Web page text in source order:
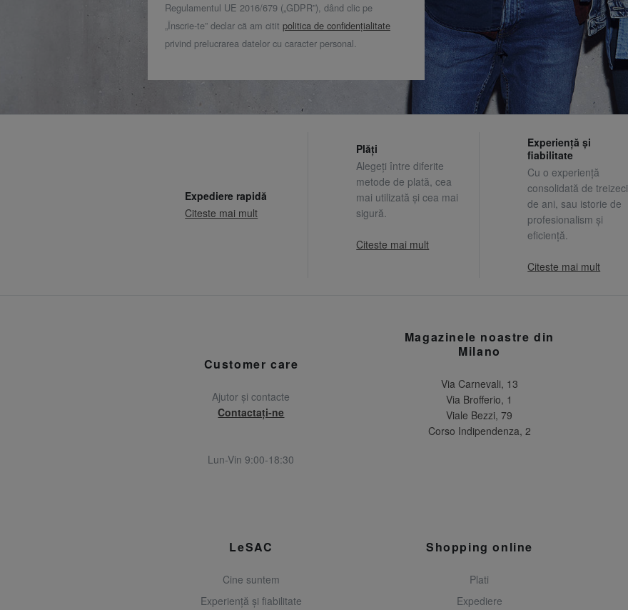
Regulamentul UE 2016/679 („GDPR”), dând clic pe
„Înscrie-te” declar că am citit politica de confidențialitate
privind prelucrarea datelor cu caracter personal.
Expediere rapidă
Citeste mai mult
Plăți
Alegeți între diferite
metode de plată, cea
mai utilizată și cea mai
sigură.
Citeste mai mult
Experiență și
fiabilitate
Cu o experiență
consolidată de treizeci
de ani, sau istorie de
profesionalism și
eficiență.
Citeste mai mult
Customer care
Ajutor și contacte
Contactați-ne
Lun-Vin 9:00-18:30
Magazinele noastre din
Milano
Via Carnevali, 13
Via Brofferio, 1
Viale Bezzi, 79
Corso Indipendenza, 2
LeSAC
Cine suntem
Experiență și fiabilitate
Shopping online
Plati
Expediere